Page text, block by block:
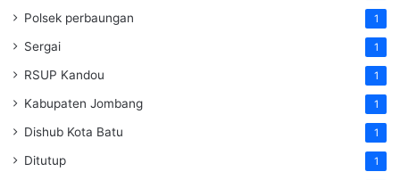
Polsek perbaungan 1
Sergai 1
RSUP Kandou 1
Kabupaten Jombang 1
Dishub Kota Batu 1
Ditutup 1